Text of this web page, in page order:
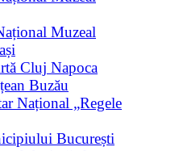
Muzeal
Cluj Napoca
Buzău
Național „Regele
București